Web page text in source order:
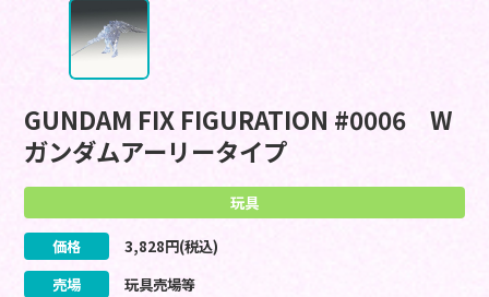
GUNDAM FIX FIGURATION #0006 W
ガンダムアーリータイプ
玩具
価格 3,828円(税込)
売場
玩具売場等